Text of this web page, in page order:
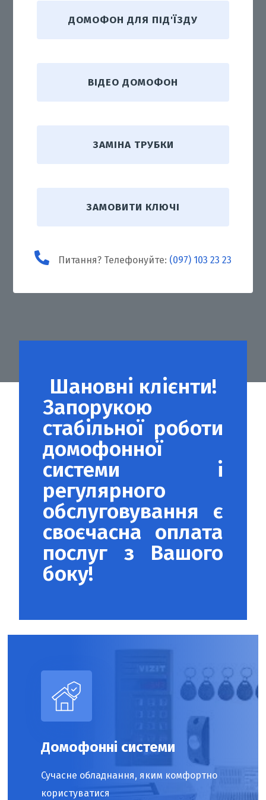
ДОМОФОН ДЛЯ ПІД'ЇЗДУ
ВІДЕО ДОМОФОН
ЗАМІНА ТРУБКИ
ЗАМОВИТИ КЛЮЧІ
Питання? Телефонуйте: (097) 103 23 23
Шановні клієнти!
Запорукою
стабільної роботи
домофонної
системи і
регулярного
обслуговування є
своєчасна оплата
послуг з Вашого
боку!
Домофонні системи
Сучасне обладнання, яким комфортно
користуватися